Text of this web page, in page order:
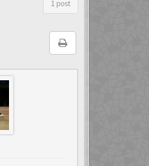
1 post